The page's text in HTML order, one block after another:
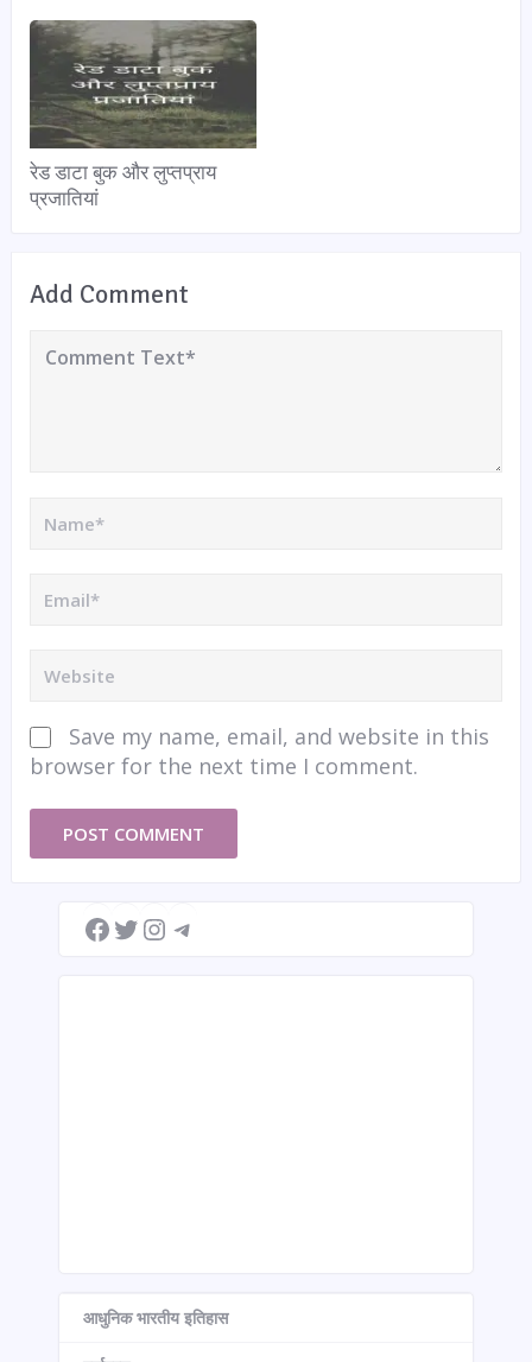
रेड डाटा बुक और लुप्तप्राय
प्रजातियां
Add Comment
Save my name, email, and website in this
browser for the next time I comment.
Facebook
TwitterInstagram
आधुनिक भारतीय इतिहास